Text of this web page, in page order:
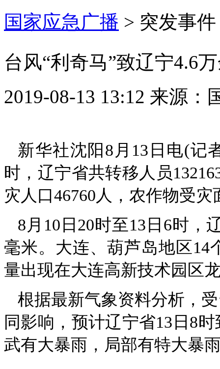
国家应急广播 > 突发事件
台风“利奇马”致辽宁4.6
2019-08-13 13:12 来源：
新华社沈阳8月13日电(记
时，辽宁省共转移人员
灾人口46760人，农作物受灾
8月10日20时至13日6时，
毫米。大连、葫芦岛地区14
量出现在大连高新技术园区
根据最新气象资料分析，
同影响，预计辽宁省13日8
武有大暴雨，局部有特大暴